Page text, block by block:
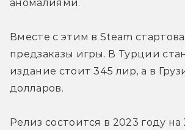
аномалиями.
Вместе с этим в Steam
предзаказы игры. В Турции
издание стоит 345 лир, а в
долларов.
Релиз состоится в 2023 году